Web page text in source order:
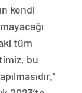
kendi
tüm
bu